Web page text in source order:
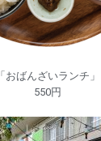
「おばんざいランチ」
550円